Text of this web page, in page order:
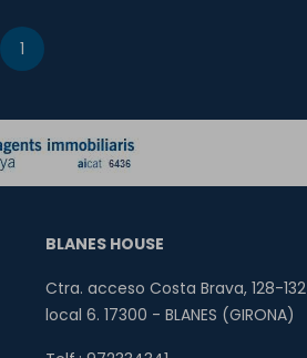
1
BLANES HOUSE
Ctra. acceso Costa Brava, 128-132
local 6. 17300 - BLANES (GIRONA)